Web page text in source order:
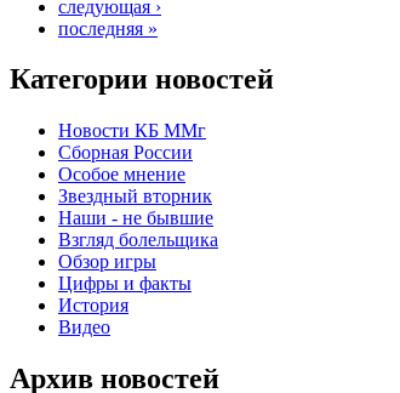
следующая ›
последняя »
Категории новостей
Новости КБ ММг
Сборная России
Особое мнение
Звездный вторник
Наши - не бывшие
Взгляд болельщика
Обзор игры
Цифры и факты
История
Видео
Архив новостей